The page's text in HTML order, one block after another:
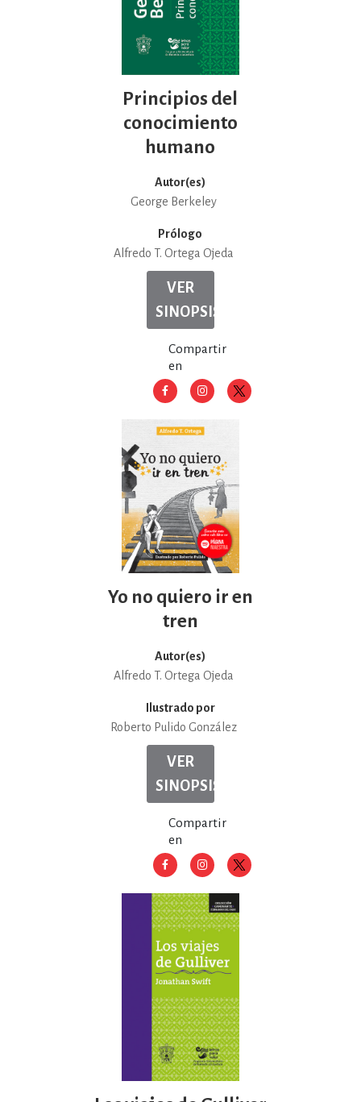
Principios del
conocimiento
humano
Autor(es)
George Berkeley
Prólogo
Alfredo T. Ortega Ojeda
VER
SINOPSIS
Compartir
en
Yo no quiero ir en
tren
Autor(es)
Alfredo T. Ortega Ojeda
Ilustrado por
Roberto Pulido González
VER
SINOPSIS
Compartir
en